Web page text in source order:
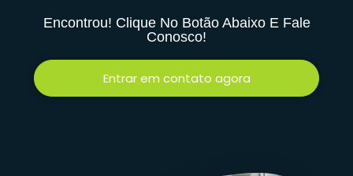
Encontrou! Clique No Botão Abaixo E Fale
Conosco!
Entrar em contato agora